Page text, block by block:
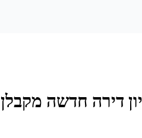
דירה חדשה מקבלן